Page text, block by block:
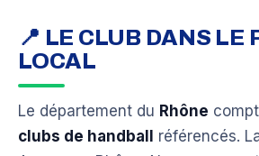
📍 LE CLUB DANS LE
LOCAL
Le département du Rhône
clubs de handball
référencés.